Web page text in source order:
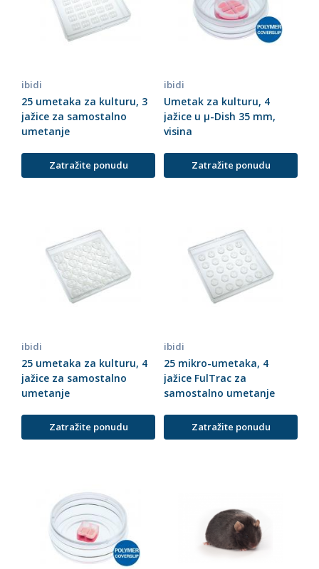
ibidi
25 umetaka za kulturu, 3
jažice za samostalno
umetanje
Zatražite ponudu
ibidi
Umetak za kulturu, 4
jažice u µ-Dish 35 mm,
visina
Zatražite ponudu
ibidi
25 umetaka za kulturu, 4
jažice za samostalno
umetanje
Zatražite ponudu
ibidi
25 mikro-umetaka, 4
jažice FulTrac za
samostalno umetanje
Zatražite ponudu